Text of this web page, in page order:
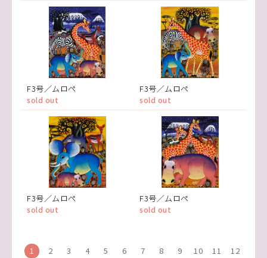
F3号／ムロペ
sold out
F3号／ムロペ
sold out
F3号／ムロペ
sold out
F3号／ムロペ
sold out
1 2 3 4 5 6 7 8 9 10 11
12